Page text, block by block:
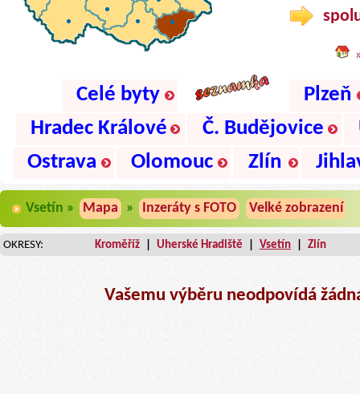
Celé byty
Plzeň
Hradec Králové
Č. Budějovice
Ostrava
Olomouc Zlín
Vsetín » Mapa » Inzeráty s FOTO Velké zobrazení
OKRESY: Kroměříž Uherské Hradiště Vsetín Zlín
Vašemu výběru neodpovídá